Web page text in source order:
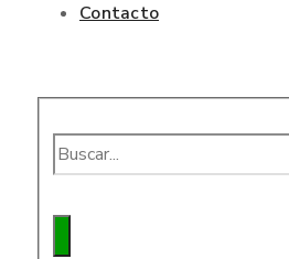
Contacto